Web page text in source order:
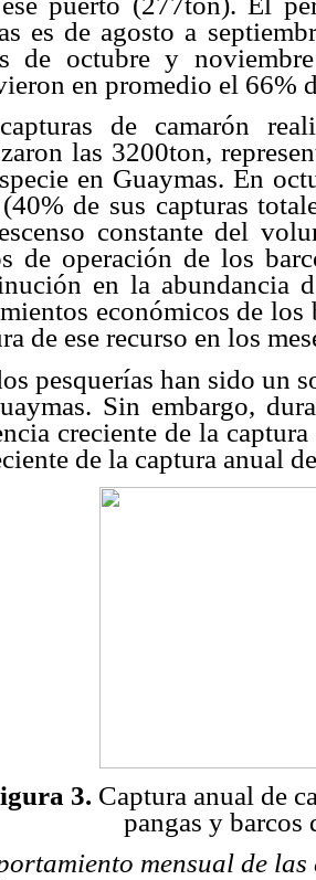
es de agosto a
de octubre y
en promedio el 66%
de camarón
las 3200ton,
en Guaymas. En
de sus capturas
constante del
de operación de los
en la abundancia
económicos de
de ese recurso en los
pesquerías han sido un
Sin embargo,
creciente de la
de la captura anual
3. Captura anual de
pangas y barcos
mensual de